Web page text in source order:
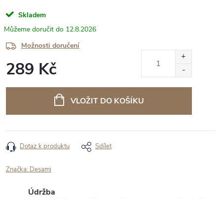
Skladem
12.8.2026
Možnosti doručení
289 Kč
VLOŽIT DO KOŠÍKU
Dotaz k produktu Sdílet
Značka: Desami
Údržba